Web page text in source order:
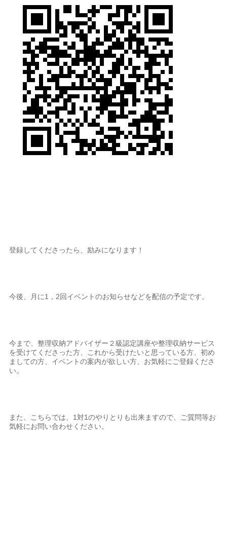
登録してくださったら、励みになります！
今後、月に1，2回イベントのお知らせなどを配信の予定です。
今まで、整理収納アドバイザー２級認定講座や整理収納サービス
を受けてくださった方、これから受けたいと思っている方、初め
ましての方、イベントの案内が欲しい方、お気軽にご登録くださ
い。
また、こちらでは、1対1のやりとりも出来ますので、ご質問等お
気軽にお問い合わせください。